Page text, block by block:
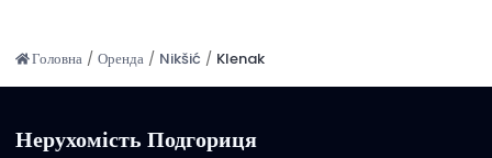
Головна / Оренда / Nikšić / Klenak
Нерухомість Подгориця